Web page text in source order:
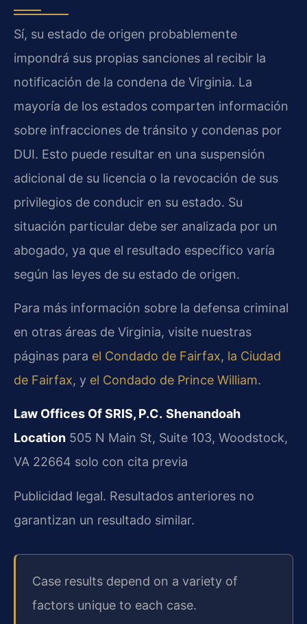
Sí, su estado de origen probablemente
impondrá sus propias sanciones al recibir la
notificación de la condena de Virginia. La
mayoría de los estados comparten información
sobre infracciones de tránsito y condenas por
DUI. Esto puede resultar en una suspensión
adicional de su licencia o la revocación de sus
privilegios de conducir en su estado. Su
situación particular debe ser analizada por un
abogado, ya que el resultado específico varía
según las leyes de su estado de origen.
Para más información sobre la defensa criminal
en otras áreas de Virginia, visite nuestras
páginas para el Condado de Fairfax, la Ciudad
de Fairfax, y el Condado de Prince William.
Law Offices Of SRIS, P.C. Shenandoah
Location 505 N Main St, Suite 103, Woodstock,
VA 22664 solo con cita previa
Publicidad legal. Resultados anteriores no
garantizan un resultado similar.
Case results depend on a variety of
factors unique to each case.